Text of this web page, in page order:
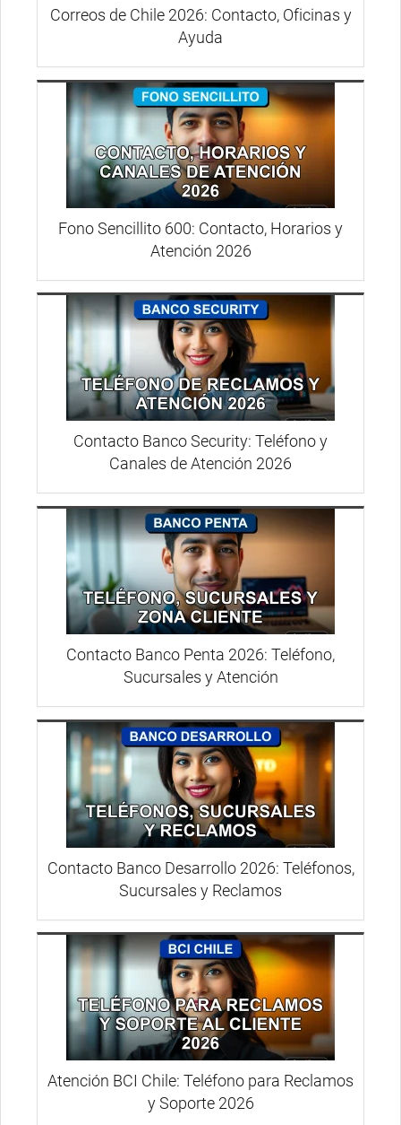
Correos de Chile 2026: Contacto, Oficinas y
Ayuda
Fono Sencillito 600: Contacto, Horarios y
Atención 2026
Contacto Banco Security: Teléfono y
Canales de Atención 2026
Contacto Banco Penta 2026: Teléfono,
Sucursales y Atención
Contacto Banco Desarrollo 2026: Teléfonos,
Sucursales y Reclamos
Atención BCI Chile: Teléfono para Reclamos
y Soporte 2026